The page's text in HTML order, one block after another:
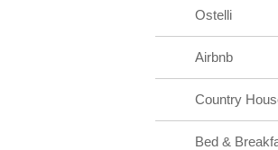
Ostelli
Airbnb
Country
Bed &